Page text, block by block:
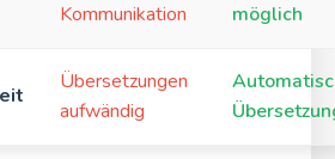
Kommunikation
möglich
Übersetzungen
aufwändig